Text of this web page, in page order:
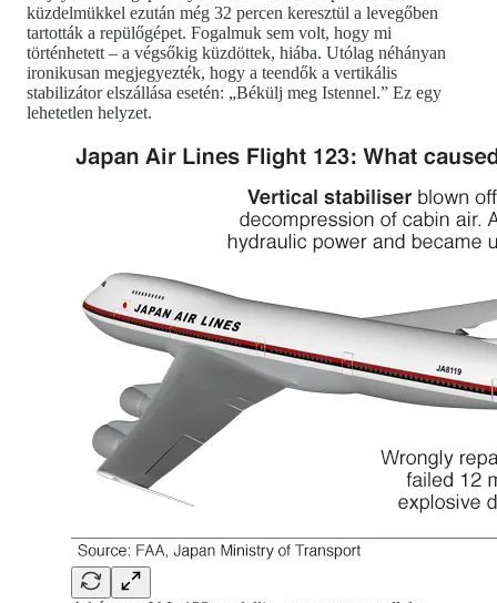
küzdelmükkel ezután még 32 percen keresztül a levegőben
tartották a repülőgépet. Fogalmuk sem volt, hogy mi
történhetett – a végsőkig küzdöttek, hiába. Utólag néhányan
ironikusan megjegyezték, hogy a teendők a vertikális
stabilizátor elszállása esetén: „Békülj meg Istennel.” Ez egy
lehetetlen helyzet.